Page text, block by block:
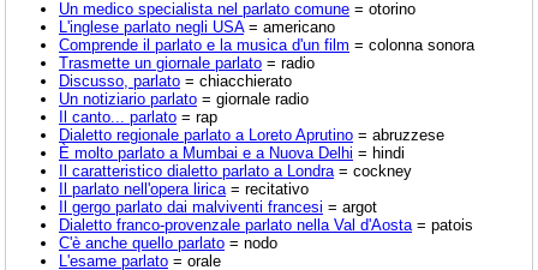
Un medico specialista nel parlato comune = otorino
L'inglese parlato negli USA= americano
Comprende il parlato e la musica d'un film = colonna sonora
Trasmette un giornale parlato = radio
Discusso, parlato = chiacchierato
Un notiziario parlato = giornale radio
Il canto... parlato = rap
Dialetto regionale parlato a Loreto Aprutino = abruzzese
È molto parlato a Mumbai e a Nuova Delhi = hindi
Il caratteristico dialetto parlato a Londra = cockney
Il parlato nell'opera lirica = recitativo
Il gergo parlato dai malviventi francesi = argot
Dialetto franco-provenzale parlato nella Val d'Aosta = patois
C'è anche quello parlato = nodo
L'esame parlato = orale